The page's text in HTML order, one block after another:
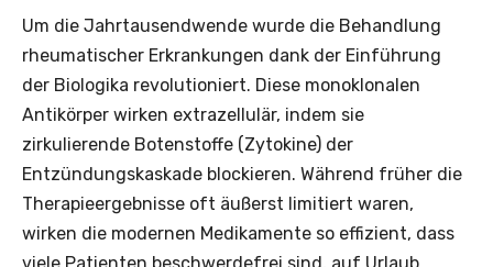
Um die Jahrtausendwende wurde die Behandlung
rheumatischer Erkrankungen dank der Einführung
der Biologika revolutioniert. Diese monoklonalen
Antikörper wirken extrazellulär, indem sie
zirkulierende Botenstoffe (Zytokine) der
Entzündungskaskade blockieren. Während früher die
Therapieergebnisse oft äußerst limitiert waren,
wirken die modernen Medikamente so effizient, dass